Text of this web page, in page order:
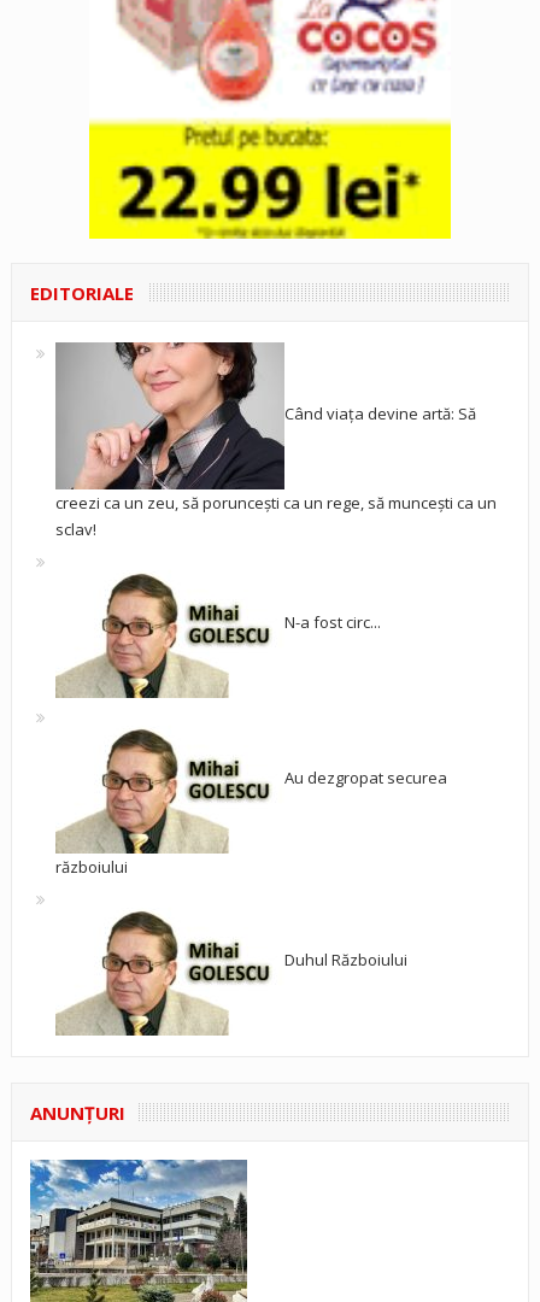
EDITORIALE
Când viața devine artă: Să
creezi ca un zeu, să poruncești ca un rege, să muncești ca un
sclav!
N-a fost circ...
Au dezgropat securea
războiului
Duhul Războiului
ANUNŢURI